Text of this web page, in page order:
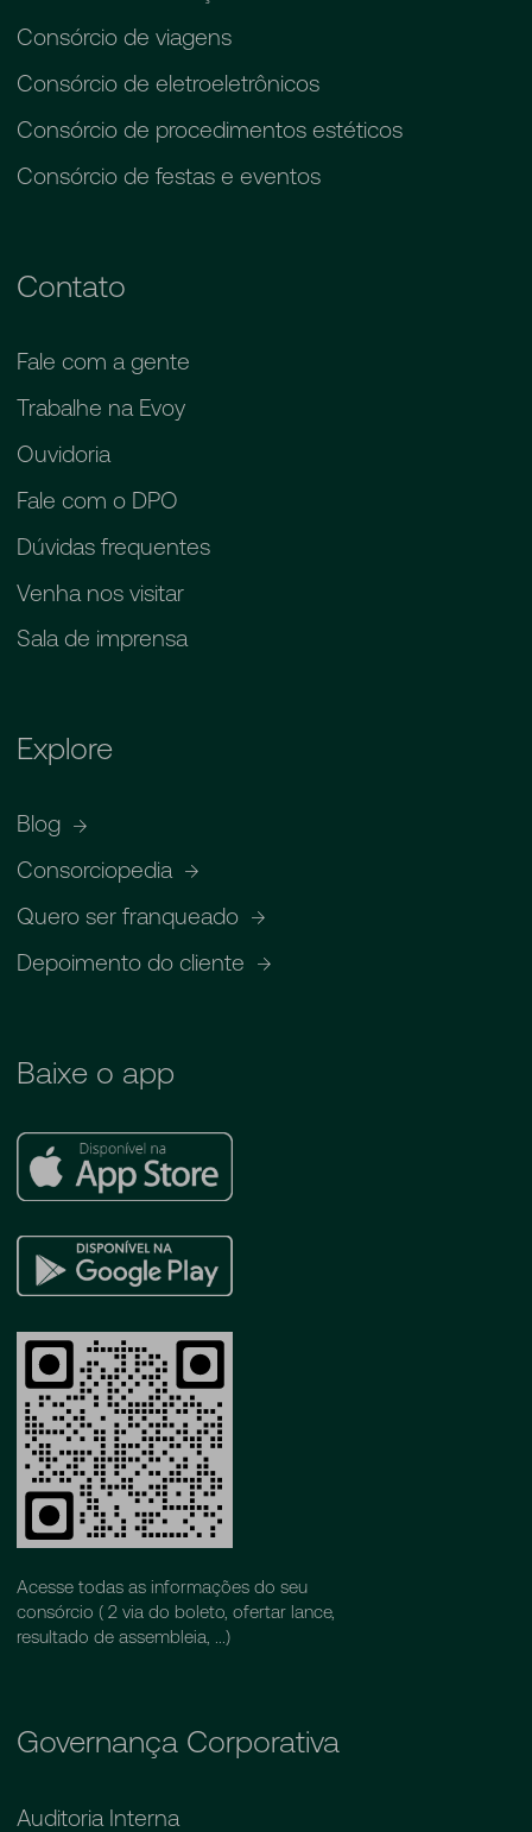
Consórcio de viagens
Consórcio de eletroeletrônicos
Consórcio de procedimentos estéticos
Consórcio de festas e eventos
Contato
Fale com a gente
Trabalhe na Evoy
Ouvidoria
Fale com o DPO
Dúvidas frequentes
Venha nos visitar
Sala de imprensa
Explore
Blog
Consorciopedia
Quero ser franqueado
Depoimento do cliente
Baixe o app
Apple
Acesse todas as informações do seu
consórcio ( 2 via do boleto, ofertar lance,
resultado de assembleia, ...)
Governança Corporativa
Auditoria Interna